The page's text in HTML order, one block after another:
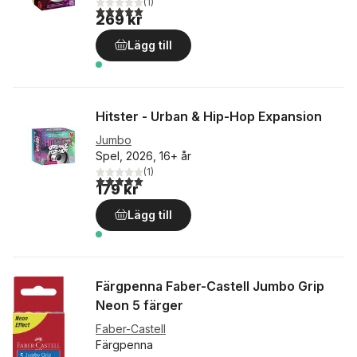
5,0utav 5 stjärnor. Totalt antal röster:
269 kr
Lägg till
Hitster - Urban & Hip-Hop Expansion
Jumbo
Spel, 2026, 16+ år
5,0utav 5 stjärnor. Totalt antal röster:
(1)
179 kr
Lägg till
Färgpenna Faber-Castell Jumbo Grip
Neon 5 färger
Faber-Castell
Färgpenna